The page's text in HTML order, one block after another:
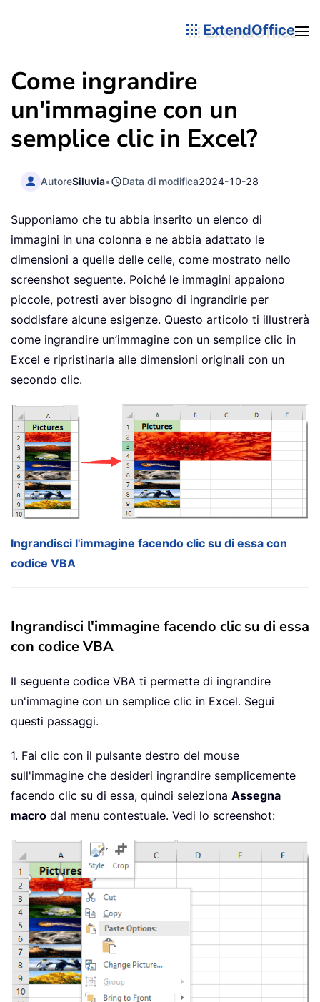
ExtendOffice
Come ingrandire
un'immagine con un
semplice clic in Excel?
AutoreSiluvia• Data di modifica2024-10-28
Supponiamo che tu abbia inserito un elenco di
immagini in una colonna e ne abbia adattato le
dimensioni a quelle delle celle, come mostrato nello
screenshot seguente. Poiché le immagini appaiono
piccole, potresti aver bisogno di ingrandirle per
soddisfare alcune esigenze. Questo articolo ti illustrerà
come ingrandire un’immagine con un semplice clic in
Excel e ripristinarla alle dimensioni originali con un
secondo clic.
Ingrandisci l'immagine facendo clic su di essa con
codice VBA
Ingrandisci l'immagine facendo clic su di essa
con codice VBA
Il seguente codice VBA ti permette di ingrandire
un'immagine con un semplice clic in Excel. Segui
questi passaggi.
1. Fai clic con il pulsante destro del mouse
sull'immagine che desideri ingrandire semplicemente
facendo clic su di essa, quindi seleziona Assegna
macro dal menu contestuale. Vedi lo screenshot: